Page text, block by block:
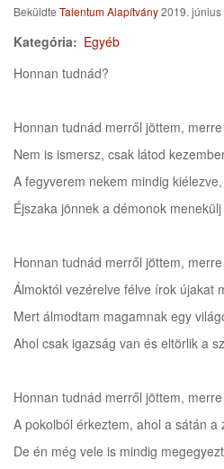
Beküldte Talentum Alapítvány2019. június
Kategória
Egyéb
Honnan tudnád?
Honnan tudnád merről jöttem,
Nem is ismersz, csak látod
A fegyverem nekem mindig kiélezve,
Éjszaka jönnek a démonok
Honnan tudnád merről jöttem,
Álmoktól vezérelve félve írok újakat
Mert álmodtam magamnak egy
Ahol csak igazság van és eltörlik a
Honnan tudnád merről jöttem,
A pokolból érkeztem, ahol a sátán a
De én még vele is mindig